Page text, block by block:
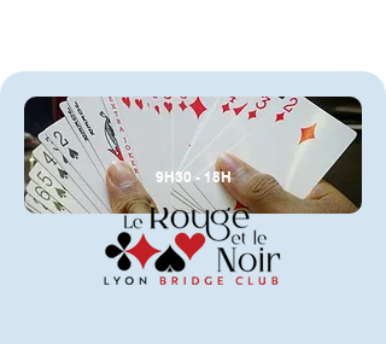
9H30 - 18H